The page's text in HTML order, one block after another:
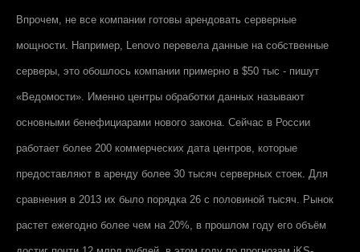
Впрочем, не все компании готовы арендовать серверные
мощности. Например, Lenovo перевела данные на собственные
серверы, это обошлось компании примерно в $50 тыс - пишут
«Ведомости». Именно центры обработки данных называют
основными бенефициарами нового закона. Сейчас в России
работает более 200 коммерческих дата центров, которые
предоставляют в аренду более 30 тысяч серверных стоек. Для
сравнения в 2013 их было порядка 26 с половиной тысяч. Рынок
растет ежегодно более чем на 20%, в прошлом году его объём